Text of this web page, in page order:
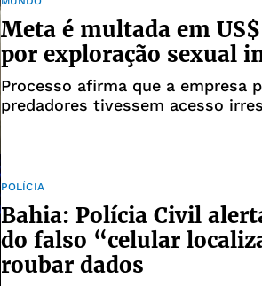
Meta é multada em
por exploração sexual
Processo afirma que a empresa
predadores tivessem acesso
POLÍCIA
Bahia: Polícia Civil
do falso “celular
roubar dados